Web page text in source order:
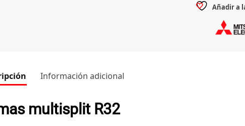
Añadir a
Información adicional
multisplit R32